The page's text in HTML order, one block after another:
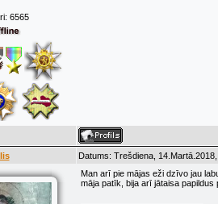
6565
Datums: Trešdiena,
Man arī pie mājas eži dzīvo jau
māja patīk, bija arī jātaisa